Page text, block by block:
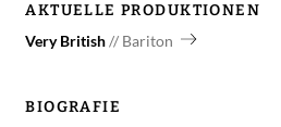
AKTUELLE PRODUKTIONEN
Very British
Bariton
BIOGRAFIE